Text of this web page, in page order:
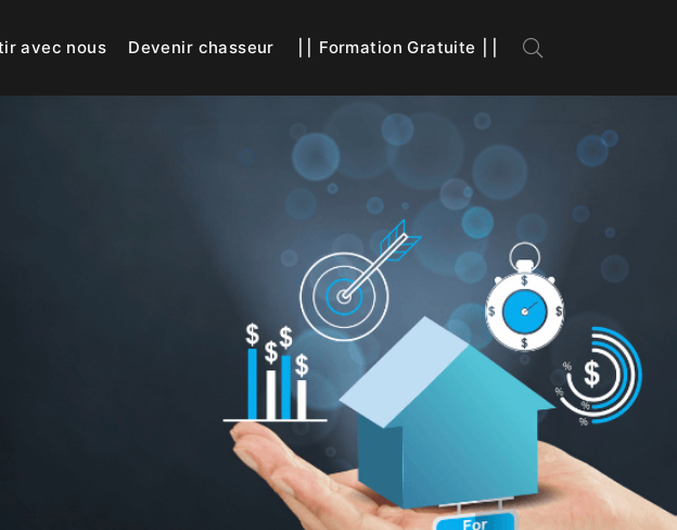
avec nous Devenir chasseur ⎮⎮ Formation Gratuite ⎮⎮